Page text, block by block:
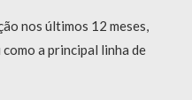
nos últimos 12 meses,
a principal linha de